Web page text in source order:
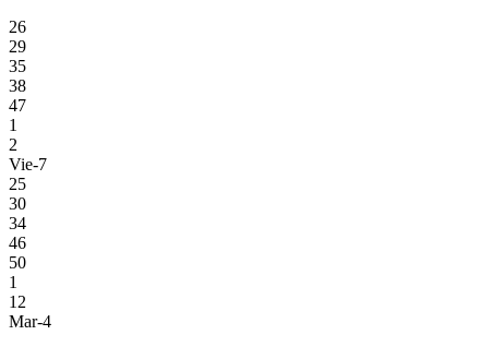
26
29
35
38
47
1
2
Vie-7
25
30
34
46
50
1
12
Mar-4